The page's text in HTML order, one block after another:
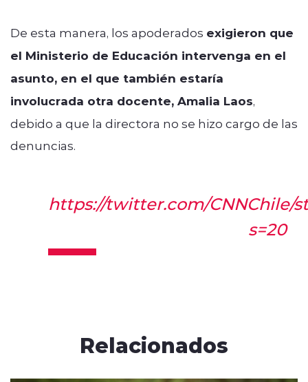
De esta manera, los apoderados exigieron que
el Ministerio de Educación intervenga en el
asunto, en el que también estaría
involucrada otra docente, Amalia Laos,
debido a que la directora no se hizo cargo de las
denuncias.
https://twitter.com/CNNChile/
s=20
Relacionados